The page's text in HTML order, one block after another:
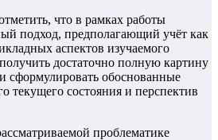
что в рамках работы
подход, предполагающий учёт как
аспектов изучаемого
достаточно полную картину
сформулировать обоснованные
текущего состояния и перспектив
проблематике